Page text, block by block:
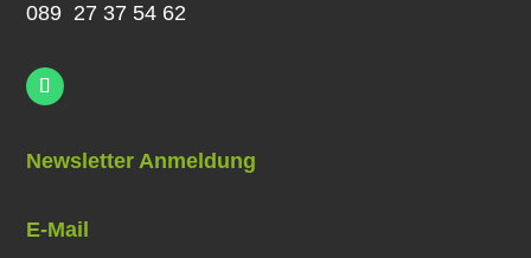
089 27 37 54 62
Newsletter Anmeldung
E-Mail